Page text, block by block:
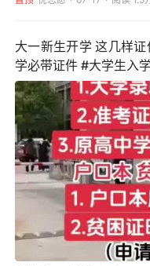
大一新生开学 这几样
学必带证件 #大学生入